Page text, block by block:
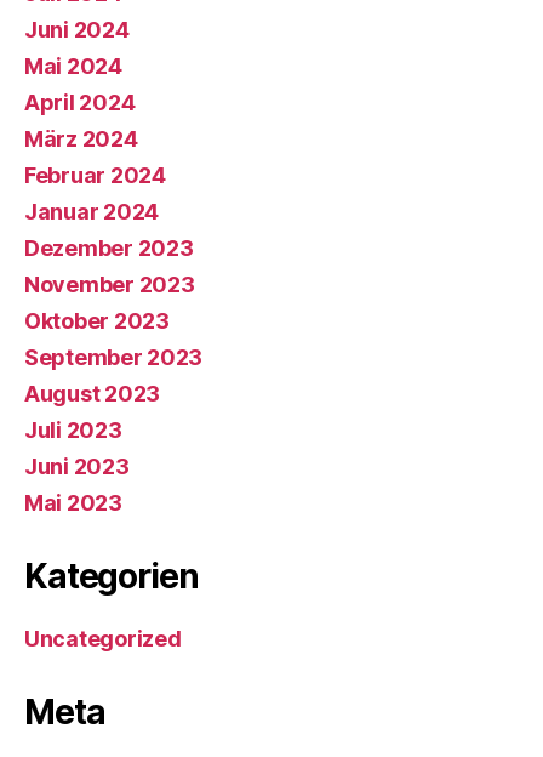
Juni 2024
Mai 2024
April 2024
März 2024
Februar 2024
Januar 2024
Dezember 2023
November 2023
Oktober 2023
September 2023
August 2023
Juli 2023
Juni 2023
Mai 2023
Kategorien
Uncategorized
Meta